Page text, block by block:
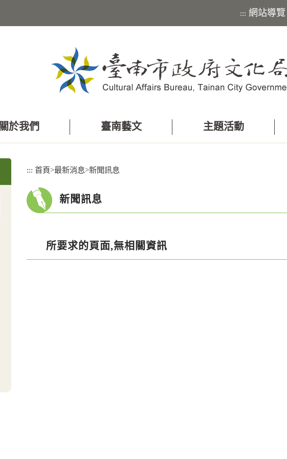
::: 網站導覽
關於我們 臺南藝文 主題活動
::: 首頁>最新消息>新聞訊息
新聞訊息
所要求的頁面,無相關資訊